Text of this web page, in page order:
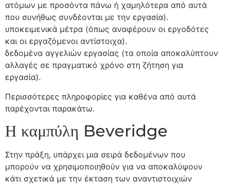
ατόμων με προσόντα πάνω ή χαμηλότερα από αυτά
που συνήθως συνδέονται με την εργασία).
υποκειμενικά μέτρα (όπως αναφέρουν οι εργοδότες
και οι εργαζόμενοι αντίστοιχα).
δεδομένα αγγελιών εργασίας (τα οποία αποκαλύπτουν
αλλαγές σε πραγματικό χρόνο στη ζήτηση για
εργασία).
Περισσότερες πληροφορίες για καθένα από αυτά
παρέχονται παρακάτω.
Η καμπύλη Beveridge
Στην πράξη, υπάρχει μια σειρά δεδομένων που
μπορούν να χρησιμοποιηθούν για να αποκαλύψουν
κάτι σχετικά με την έκταση των αναντιστοιχιών